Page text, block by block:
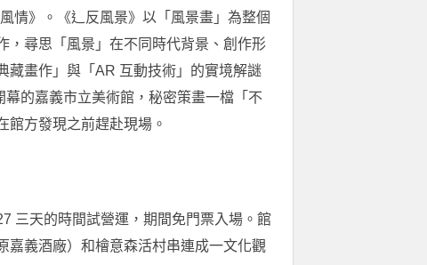
情》。《辶反風景》以「風景畫」為整個
，尋思「風景」在不同時代背景、創作形
藏畫作」與「AR 互動技術」的實境解謎
的嘉義市立美術館，秘密策畫一檔「不
館方發現之前趕赴現場。
三天的時間試營運，期間免門票入場。館
嘉義酒廠）和檜意森活村串連成一文化觀